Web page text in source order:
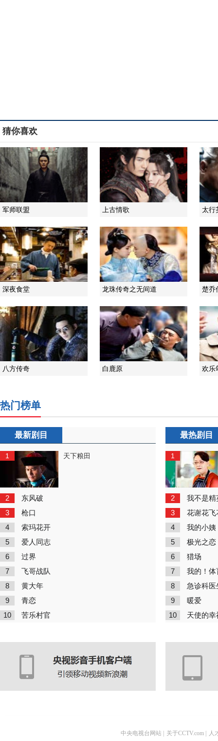
猜你喜欢
军师联盟 上古情歌 太行
深夜食堂 龙珠传奇之无间道 楚乔
八方传奇 白鹿原 欢乐
热门榜单
最新剧目
1 天下粮田
2 东风破
3 枪口
4 索玛花开
5 爱人同志
6 过界
7 飞哥战队
8 黄大年
9 青恋
10 苦乐村官
最热剧目
1
2 我不是精
3 花谢花飞
4 我的小姨
5 极光之恋
6 猎场
7 我的！体
8 急诊科医
9 暖爱
10 天使的幸
中央电视台网站 关于CCTV.com 人